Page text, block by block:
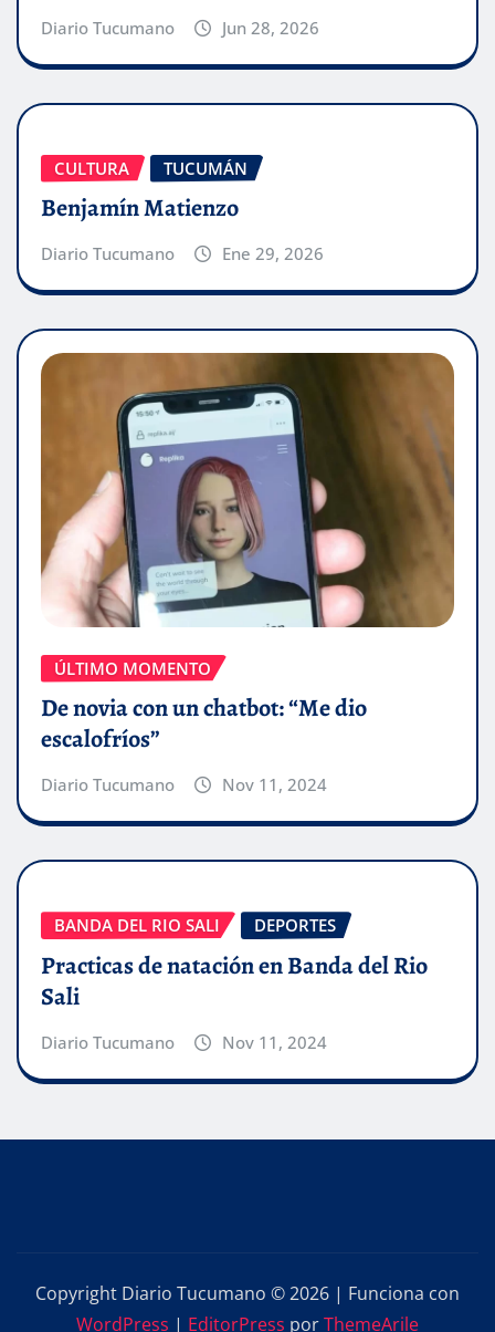
Diario Tucumano Jun 28, 2026
CULTURA TUCUMÁN
Benjamín Matienzo
Diario Tucumano Ene 29, 2026
ÚLTIMO MOMENTO
De novia con un chatbot: “Me dio
escalofríos”
Diario Tucumano Nov 11, 2024
BANDA DEL RIO SALI DEPORTES
Practicas de natación en Banda del Rio
Sali
Diario Tucumano Nov 11, 2024
Copyright Diario Tucumano © 2026 | Funciona con
WordPress | EditorPress porThemeArile